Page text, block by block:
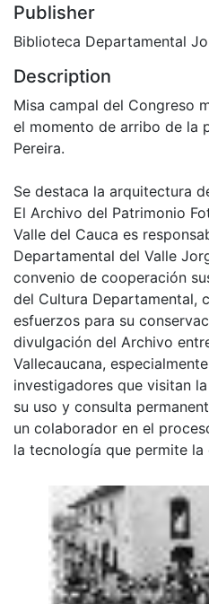
Publisher
Biblioteca Departamental
Description
Misa campal del Congreso
el momento de arribo de la
Pereira.
Se destaca la arquitectura
El Archivo del Patrimonio
Valle del Cauca es
Departamental del Valle
convenio de cooperación
del Cultura Departamental,
esfuerzos para su
divulgación del Archivo
Vallecaucana,
investigadores que visitan
su uso y consulta
un colaborador en el
la tecnología que permite la